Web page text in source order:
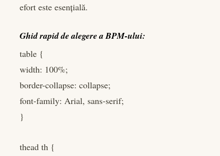
efort este esențială.
Ghid rapid de alegere a BPM-ului:
table {
width: 100%;
border-collapse: collapse;
font-family: Arial, sans-serif;
}
thead th {